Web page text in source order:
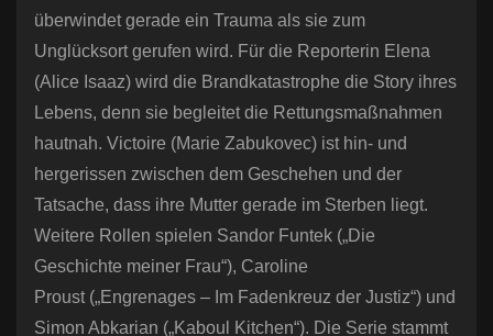
überwindet gerade ein Trauma als sie zum
Unglücksort gerufen wird. Für die Reporterin Elena
(Alice Isaaz) wird die Brandkatastrophe die Story ihres
Lebens, denn sie begleitet die Rettungsmaßnahmen
hautnah. Victoire (Marie Zabukovec) ist hin- und
hergerissen zwischen dem Geschehen und der
Tatsache, dass ihre Mutter gerade im Sterben liegt.
Weitere Rollen spielen Sandor Funtek („Die
Geschichte meiner Frau“), Caroline
Proust („Engrenages – Im Fadenkreuz der Justiz“) und
Simon Abkarian („Kaboul Kitchen“). Die Serie stammt